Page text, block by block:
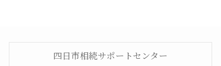
四日市相続サポートセンター